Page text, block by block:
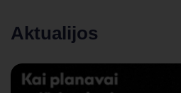
Aktualijos